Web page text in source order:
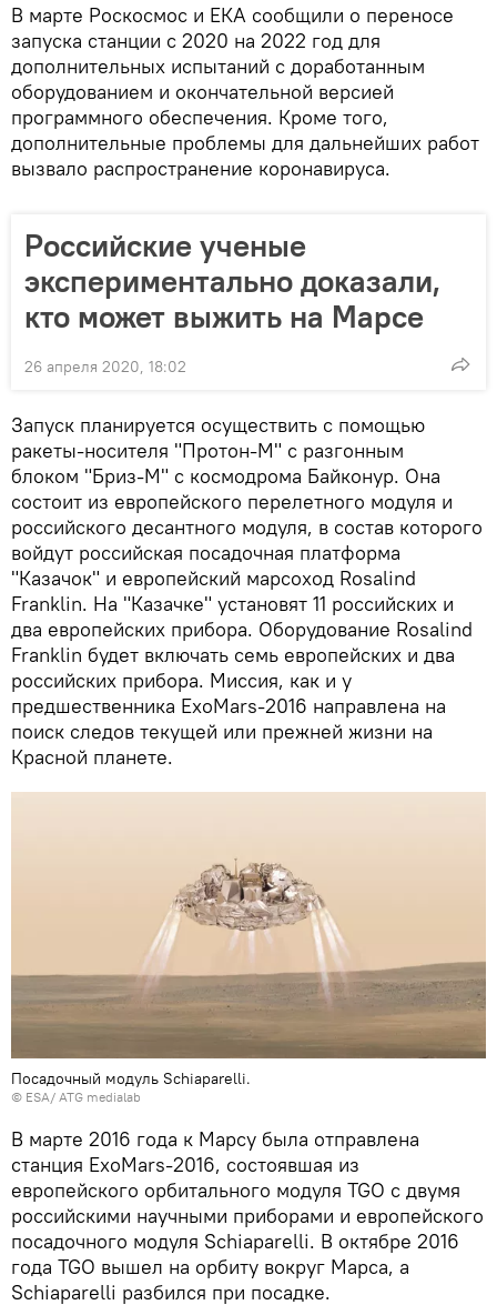
​В марте Роскосмос и ЕКА сообщили о переносе
запуска станции с 2020 на 2022 год для
дополнительных испытаний с доработанным
оборудованием и окончательной версией
программного обеспечения. Кроме того,
дополнительные проблемы для дальнейших работ
вызвало распространение коронавируса.
Российские ученые
экспериментально доказали,
кто может выжить на Марсе
26 апреля 2020, 18:02
Запуск планируется осуществить с помощью
ракеты-носителя "Протон-М" с разгонным
блоком "Бриз-М" с космодрома Байконур. Она
состоит из европейского перелетного модуля и
российского десантного модуля, в состав которого
войдут российская посадочная платформа
"Казачок" и европейский марсоход Rosalind
Franklin. На "Казачке" установят 11 российских и
два европейских прибора. Оборудование Rosalind
Franklin будет включать семь европейских и два
российских прибора. Миссия, как и у
предшественника ExoMars-2016 направлена на
поиск следов текущей или прежней жизни на
Красной планете.
Посадочный модуль Schiaparelli.
© ESA/ ATG medialab
В марте 2016 года к Марсу была отправлена
станция ExoMars-2016, состоявшая из
европейского орбитального модуля TGO с двумя
российскими научными приборами и европейского
посадочного модуля Schiaparelli. В октябре 2016
года TGO вышел на орбиту вокруг Марса, а
Schiaparelli разбился при посадке.